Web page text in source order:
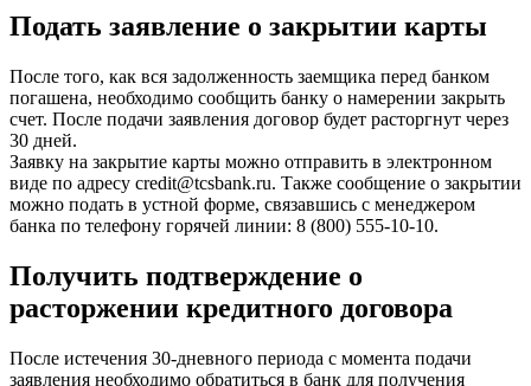
Подать заявление о закрытии карты
После того, как вся задолженность заемщика перед банком
погашена, необходимо сообщить банку о намерении закрыть
счет. После подачи заявления договор будет расторгнут через
30 дней.
Заявку на закрытие карты можно отправить в электронном
виде по адресу credit@tcsbank.ru. Также сообщение о закрытии
можно подать в устной форме, связавшись с менеджером
банка по телефону горячей линии: 8 (800) 555-10-10.
Получить подтверждение о
расторжении кредитного договора
После истечения 30-дневного периода с момента подачи
заявления необходимо обратиться в банк для получения